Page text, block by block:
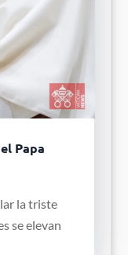
Papa
la triste
se elevan